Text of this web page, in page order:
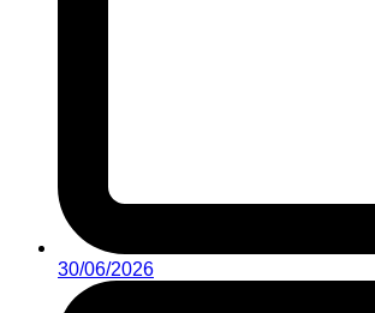
30/06/2026